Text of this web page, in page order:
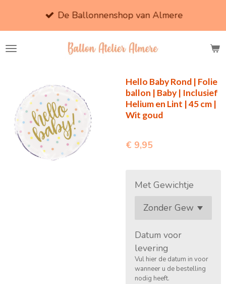
de
De Ballonnenshop van Almere
Hello Baby Rond | Folie
ballon | Baby | Inclusief
Helium en Lint | 45 cm |
Wit goud
€ 9,95
Met Gewichtje
Datum voor
levering
Vul hier de datum in voor
wanneer u de bestelling
nodig heeft.